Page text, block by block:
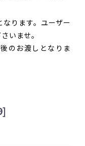
ります。ユーザー
いませ。
のお渡しとなりま